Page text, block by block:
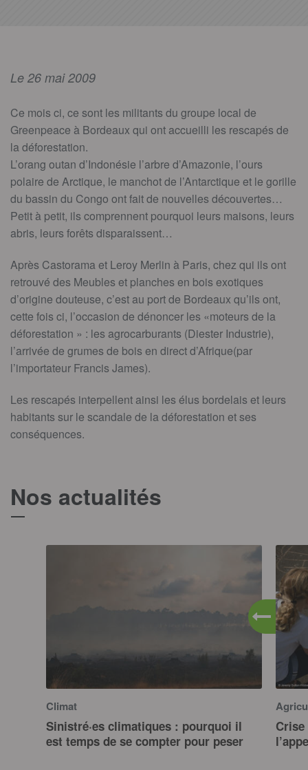
Le 26 mai 2009
Ce mois ci, ce sont les militants du groupe local de
Greenpeace à Bordeaux qui ont accueilli les rescapés de
la déforestation.
L’orang outan d’Indonésie l’arbre d’Amazonie, l’ours
polaire de Arctique, le manchot de l’Antarctique et le gorille
du bassin du Congo ont fait de nouvelles découvertes…
Petit à petit, ils comprennent pourquoi leurs maisons, leurs
abris, leurs forêts disparaissent…
Après Castorama et Leroy Merlin à Paris, chez qui ils ont
retrouvé des Meubles et planches en bois exotiques
d’origine douteuse, c’est au port de Bordeaux qu’ils ont,
cette fois ci, l’occasion de dénoncer les «moteurs de la
déforestation » : les agrocarburants (Diester Industrie),
l’arrivée de grumes de bois en direct d’Afrique(par
l’importateur Francis James).
Les rescapés interpellent ainsi les élus bordelais et leurs
habitants sur le scandale de la déforestation et ses
conséquences.
Nos actualités
Climat
Sinistré·es climatiques : pourquoi il
est temps de se compter pour peser